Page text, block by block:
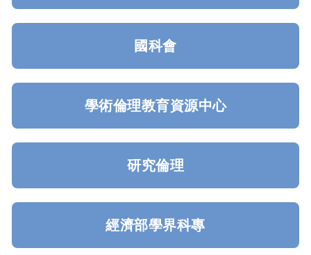
國科會
學術倫理教育資源中心
研究倫理
經濟部學界科專